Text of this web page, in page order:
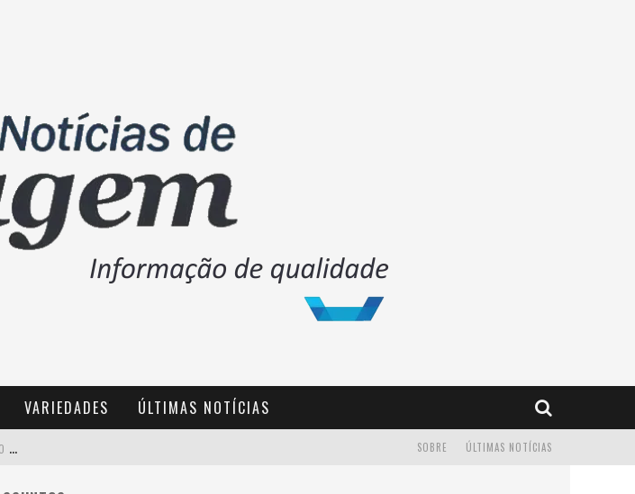
VARIEDADES ÚLTIMAS NOTÍCIAS
B
RASIL CONTA COM A PRIMEIRA AGÊNCIA ESPECIALIZADA EXCLUSIVAMENTE NO SETOR DE BEBIDAS
ÚLTIMAS NOTÍCIAS
SOBRE